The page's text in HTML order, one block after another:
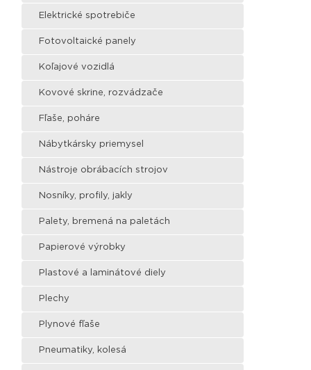
Elektrické spotrebiče
Fotovoltaické panely
Koľajové vozidlá
Kovové skrine, rozvádzače
Fľaše, poháre
Nábytkársky priemysel
Nástroje obrábacích strojov
Nosníky, profily, jakly
Palety, bremená na paletách
Papierové výrobky
Plastové a laminátové diely
Plechy
Plynové fľaše
Pneumatiky, kolesá